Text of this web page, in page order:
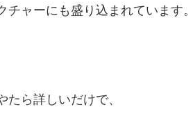
チャーにも盛り込まれています。
たら詳しいだけで、